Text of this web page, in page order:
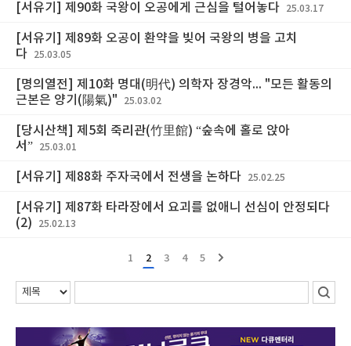
[서유기] 제90화 국왕이 오공에게 근심을 털어놓다 25.03.17
[서유기] 제89화 오공이 환약을 빚어 국왕의 병을 고치
다
25.03.05
[명의열전] 제10화 명대(明代) 의학자 장경악... "모든 활동의
근본은 양기(陽氣)"
25.03.02
[당시산책] 제5회 죽리관(竹里館) “숲속에 홀로 앉아
서”
25.03.01
[서유기] 제88화 주자국에서 전생을 논하다 25.02.25
[서유기] 제87화 타라장에서 요괴를 없애니 선심이 안정되다
(2)
25.02.13
1 2 3 4 5